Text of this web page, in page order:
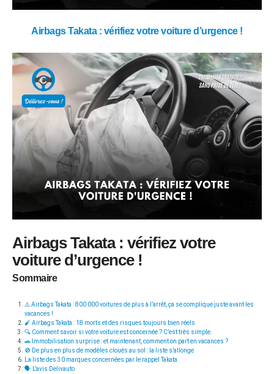
Airbags Takata : vérifiez votre voiture d’urgence !
Airbags Takata : vérifiez votre
voiture d’urgence !
Sommaire
⚠️ Airbags Takata : 800 000 voitures de plus à l’arrêt, ça se complique juste avant les
vacances !
🧨 Airbags Takata : 18 morts et des risques toujours bien réels
🔍 Comment savoir si votre voiture est concernée ? C’est très simple.
🚗 Immobilisation surprise : et maintenant, comment on part en vacances ?
🚫 De plus en plus de modèles cloués au sol : la liste s’allonge
La liste des 30 marques concernées par le rappel Takata
🗣️ L’avis Delivauto